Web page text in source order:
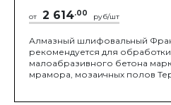
от 2 614.00 руб/шт
Алмазный шлифовальный
рекомендуется для
малоабразивного бетона
мрамора, мозаичных полов